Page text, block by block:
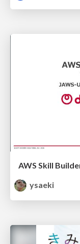
AWS Skill
ysaeki